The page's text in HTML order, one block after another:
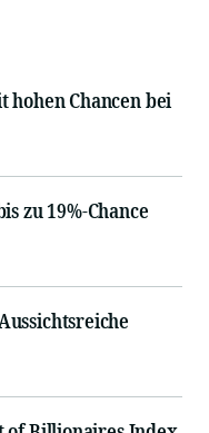
hohen Chancen bei
zu 19%-Chance